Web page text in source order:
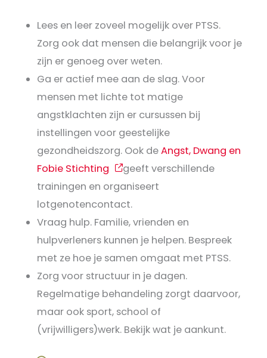
Lees en leer zoveel mogelijk over PTSS.
Zorg ook dat mensen die belangrijk voor je
zijn er genoeg over weten.
Ga er actief mee aan de slag. Voor
mensen met lichte tot matige
angstklachten zijn er cursussen bij
instellingen voor geestelijke
gezondheidszorg. Ook deAngst, Dwang en
Fobie Stichting
geeft verschillende
trainingen en organiseert
lotgenotencontact.
Vraag hulp. Familie, vrienden en
hulpverleners kunnen je helpen. Bespreek
met ze hoe je samen omgaat met PTSS.
Zorg voor structuur in je dagen.
Regelmatige behandeling zorgt daarvoor,
maar ook sport, school of
(vrijwilligers)werk. Bekijk wat je aankunt.